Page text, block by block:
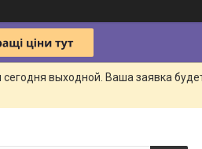
выходной. Ваша заявка